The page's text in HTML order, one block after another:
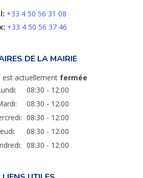
+33 4 50 56 31 08
+33 4 50 56 37 46
DE LA MAIRIE
est actuellement fermée
08:30 - 12:00
08:30 - 12:00
08:30 - 12:00
08:30 - 12:00
08:30 - 12:00